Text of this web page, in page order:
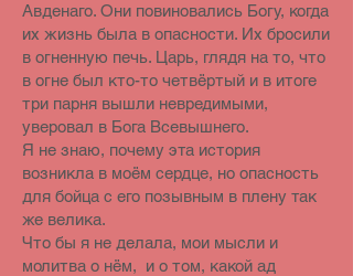
Авденаго. Они повиновались Богу, когда
их жизнь была в опасности. Их бросили
в огненную печь. Царь, глядя на то, что
в огне был кто-то четвёртый и в итоге
три парня вышли невредимыми,
уверовал в Бога Всевышнего.
Я не знаю, почему эта история
возникла в моём сердце, но опасность
для бойца с его позывным в плену так
же велика.
Что бы я не делала, мои мысли и
молитва о нём, и о том, какой ад